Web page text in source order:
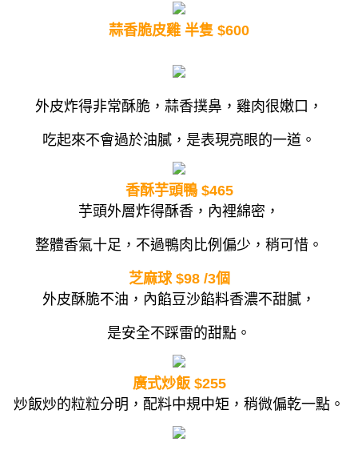
蒜香脆皮雞 半隻 $600
外皮炸得非常酥脆，蒜香撲鼻，雞肉很嫩口，
吃起來不會過於油膩，是表現亮眼的一道。
香酥芋頭鴨 $465
芋頭外層炸得酥香，內裡綿密，
整體香氣十足，不過鴨肉比例偏少，稍可惜。
芝麻球 $98 /3個
外皮酥脆不油，內餡豆沙餡料香濃不甜膩，
是安全不踩雷的甜點。
廣式炒飯 $255
炒飯炒的粒粒分明，配料中規中矩，稍微偏乾一點。